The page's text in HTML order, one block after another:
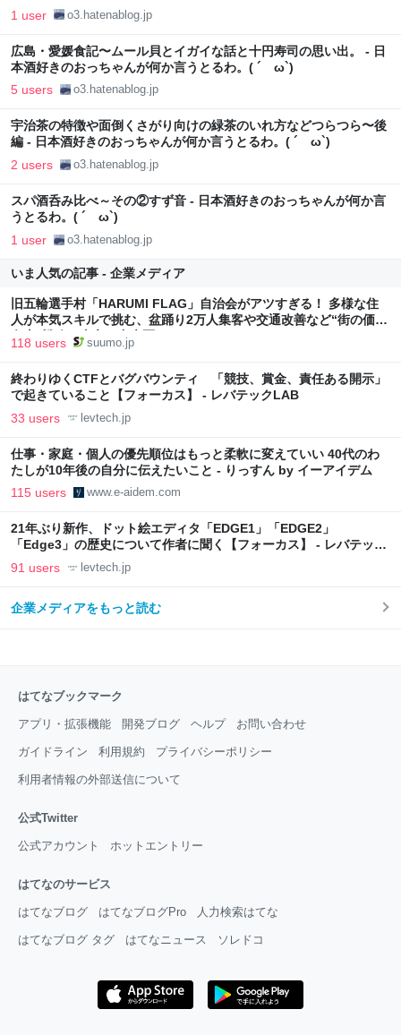
1 user o3.hatenablog.jp
広島・愛媛食記〜ムール貝とイガイな話と十円寿司の思い出。 - 日
本酒好きのおっちゃんが何か言うとるわ。( ´ ω`)
5 users o3.hatenablog.jp
宇治茶の特徴や面倒くさがり向けの緑茶のいれ方などつらつら〜後
編 - 日本酒好きのおっちゃんが何か言うとるわ。( ´ ω`)
2 users o3.hatenablog.jp
スパ酒呑み比べ～その②すず音 - 日本酒好きのおっちゃんが何か言
うとるわ。( ´ ω`)
1 user o3.hatenablog.jp
いま人気の記事 - 企業メディア
旧五輪選手村「HARUMI FLAG」自治会がアツすぎる！ 多様な住
人が本気スキルで挑む、盆踊り2万人集客や交通改善など“街の価値
向上”戦略 東京・中央区
118 users suumo.jp
終わりゆくCTFとバグバウンティ 「競技、賞金、責任ある開示」
で起きていること【フォーカス】 - レバテックLAB
33 users levtech.jp
仕事・家庭・個人の優先順位はもっと柔軟に変えていい 40代のわ
たしが10年後の自分に伝えたいこと - りっすん by イーアイデム
115 users www.e-aidem.com
21年ぶり新作、ドット絵エディタ「EDGE1」「EDGE2」
「Edge3」の歴史について作者に聞く【フォーカス】 - レバテック
LAB
91 users levtech.jp
企業メディアをもっと読む
はてなブックマーク
アプリ・拡張機能 開発ブログ ヘルプ お問い合わせ
ガイドライン 利用規約 プライバシーポリシー
利用者情報の外部送信について
公式Twitter
公式アカウント ホットエントリー
はてなのサービス
はてなブログ はてなブログPro 人力検索はてな
はてなブログ タグ はてなニュース ソレドコ